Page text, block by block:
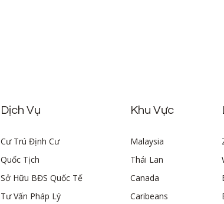
Dịch Vụ
Cư Trú Định Cư
Quốc Tịch
Sở Hữu BĐS Quốc Tế
Tư Vấn Pháp Lý
Khu Vực
Malaysia
Thái Lan
Canada
Caribeans